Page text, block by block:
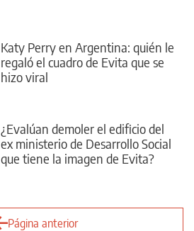
Katy Perry en Argentina: quién le
regaló el cuadro de Evita que se
hizo viral
¿Evalúan demoler el edificio del
ex ministerio de Desarrollo Social
que tiene la imagen de Evita?
Página anterior